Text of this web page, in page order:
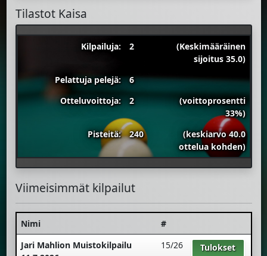
Tilastot Kaisa
Kilpailuja: 2
(Keskimääräinen
sijoitus 35.0)
Pelattuja pelejä:
6
Otteluvoittoja:
2
(voittoprosentti
33%)
Pisteitä:
240
(keskiarvo 40.0
ottelua kohden)
Viimeisimmät kilpailut
Nimi
#
Jari Mahlion Muistokilpailu
15/26 Tulokset